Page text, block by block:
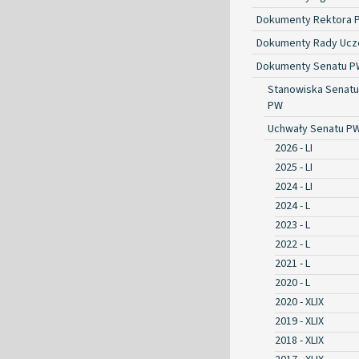
Dokumenty Rektora
Dokumenty Rady
Dokumenty Senatu
Stanowiska Senatu
PW
Uchwały Senatu
2026 - LI
2025 - LI
2024 - LI
2024 - L
2023 - L
2022 - L
2021 - L
2020 - L
2020 - XLIX
2019 - XLIX
2018 - XLIX